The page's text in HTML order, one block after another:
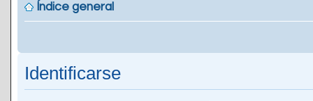
Índice general
Identificarse